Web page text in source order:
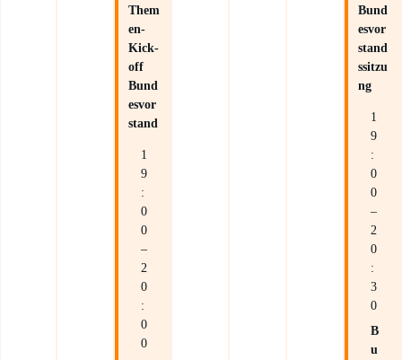
o
m
Them
en-
Kick-
off
Bund
esvor
stand
1
9
:
0
0
–
2
0
:
0
0
Bund
esvor
stand
ssitzu
ng
1
9
:
0
0
–
2
0
:
3
0
B
u